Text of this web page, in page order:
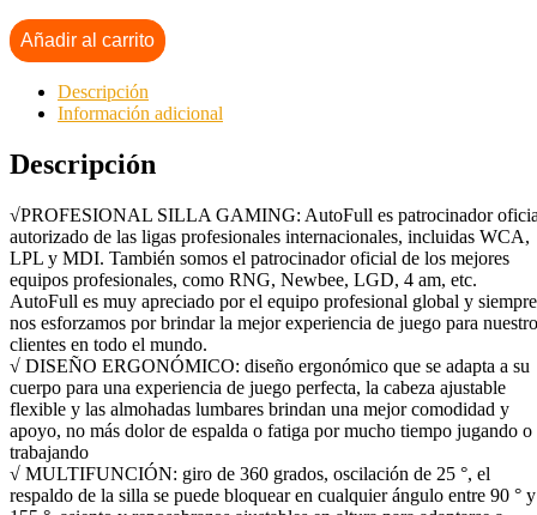
Añadir al carrito
Descripción
Información adicional
Descripción
√PROFESIONAL SILLA GAMING: AutoFull es patrocinador
autorizado de las ligas profesionales internacionales, incluidas WCA,
LPL y MDI. También somos el patrocinador oficial de los mejores
equipos profesionales, como RNG, Newbee, LGD, 4 am, etc.
AutoFull es muy apreciado por el equipo profesional global y siempre
nos esforzamos por brindar la mejor experiencia de juego para
clientes en todo el mundo.
√ DISEÑO ERGONÓMICO: diseño ergonómico que se adapta a su
cuerpo para una experiencia de juego perfecta, la cabeza ajustable
flexible y las almohadas lumbares brindan una mejor comodidad y
apoyo, no más dolor de espalda o fatiga por mucho tiempo jugando o
trabajando
√ MULTIFUNCIÓN: giro de 360 grados, oscilación de 25 °, el
respaldo de la silla se puede bloquear en cualquier ángulo entre 90 ° y